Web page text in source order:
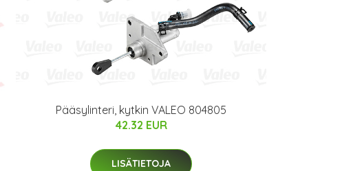
Pääsylinteri, kytkin VALEO 804805
42.32 EUR
LISÄTIETOJA